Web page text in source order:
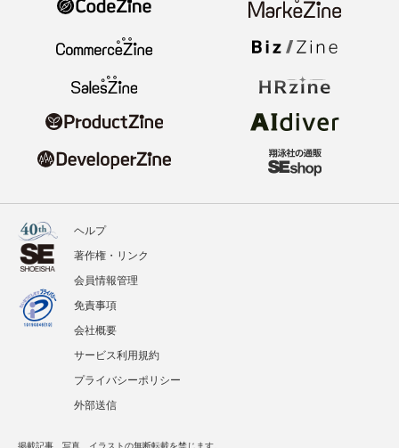
ヘルプ
著作権・リンク
会員情報管理
免責事項
会社概要
サービス利用規約
プライバシーポリシー
外部送信